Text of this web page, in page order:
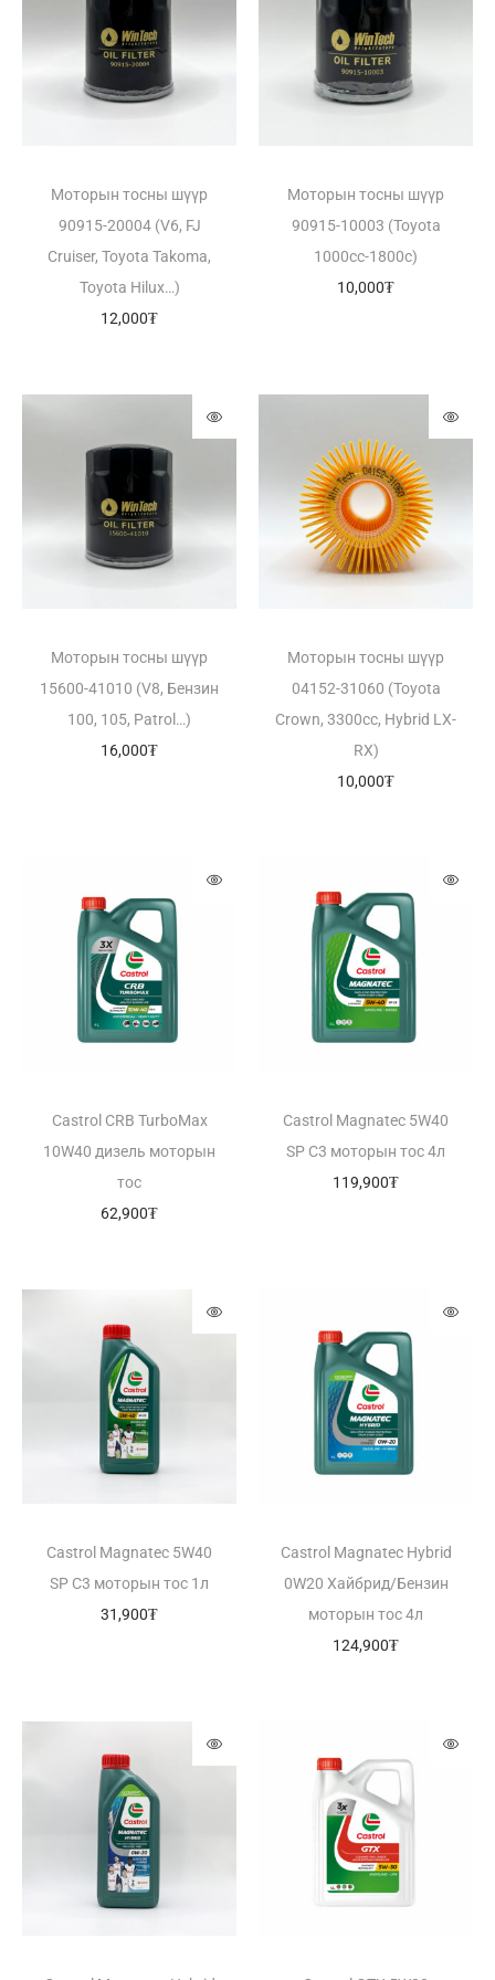
Моторын тосны шүүр
90915-20004 (V6, FJ
Cruiser, Toyota Takoma,
Toyota Hilux…)
12,000₮
Моторын тосны шүүр
90915-10003 (Toyota
1000cc-1800c)
10,000₮
Моторын тосны шүүр
15600-41010 (V8, Бензин
100, 105, Patrol…)
16,000₮
Моторын тосны шүүр
04152-31060 (Toyota
Crown, 3300cc, Hybrid LX-
RX)
10,000₮
Castrol CRB TurboMax
10W40 дизель моторын
тос
62,900₮
Castrol Magnatec 5W40
SP C3 моторын тос 4л
119,900₮
Castrol Magnatec 5W40
SP C3 моторын тос 1л
31,900₮
Castrol Magnatec Hybrid
0W20 Хайбрид/Бензин
моторын тос 4л
124,900₮